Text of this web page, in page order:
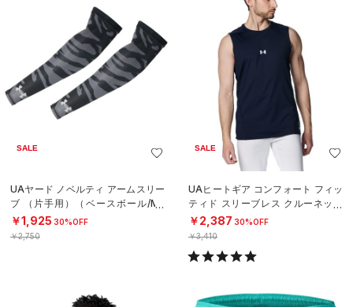
SALE
UAヤード ノベルティ アームスリー
ブ （片手用）（ベースボール/ME
N）
￥1,925 30%OFF
￥2,750
SALE
UAヒートギア コンフォート フィッ
ティド スリーブレス クルーネック
シャツ（ベースボール/MEN）
￥2,387 30%OFF
￥3,410